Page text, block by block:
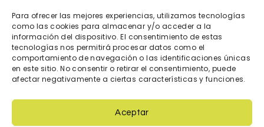
Para ofrecer las mejores experiencias, utilizamos tecnologías
como las cookies para almacenar y/o acceder a la
información del dispositivo. El consentimiento de estas
tecnologías nos permitirá procesar datos como el
comportamiento de navegación o las identificaciones únicas
en este sitio. No consentir o retirar el consentimiento, puede
afectar negativamente a ciertas características y funciones.
Aceptar
Pago seguro
Tarjeta de crédito/débito.
Transferencia bancaria.
Bizum.